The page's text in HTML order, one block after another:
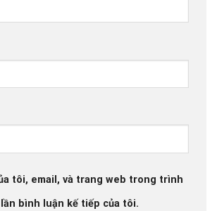
tôi, email, và trang web trong trình
bình luận kế tiếp của tôi.